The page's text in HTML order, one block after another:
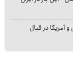
آمریکا در قبال